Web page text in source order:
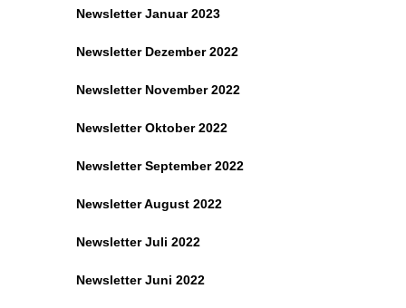
Newsletter Januar 2023
Newsletter Dezember 2022
Newsletter November 2022
Newsletter Oktober 2022
Newsletter September 2022
Newsletter August 2022
Newsletter Juli 2022
Newsletter Juni 2022